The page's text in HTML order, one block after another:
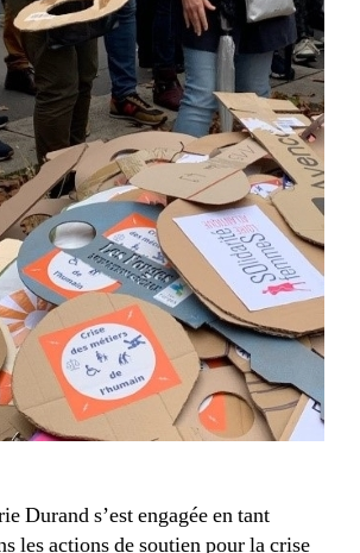
Durand s’est engagée en tant
les actions de soutien pour la crise